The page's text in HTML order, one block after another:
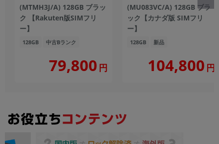
(MTMH3J/A) 128GB ブラッ
ク 【Rakuten版SIMフリ
ー】
128GB 中古Bランク
79,800 円
(MU083VC/A) 128GB ブラ
ック【カナダ版 SIMフリ
ー】
128GB 新品
104,800 円